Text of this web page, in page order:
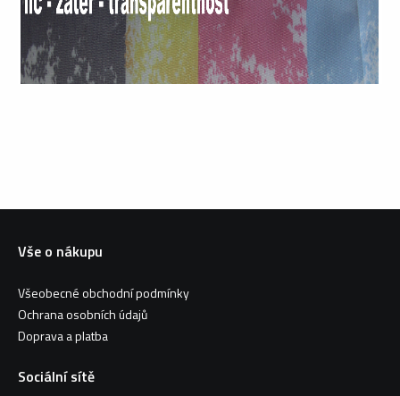
Vše o nákupu
Všeobecné obchodní podmínky
Ochrana osobních údajů
Doprava a platba
Sociální sítě